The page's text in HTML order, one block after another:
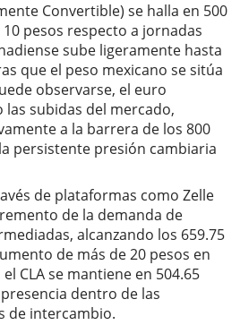
Convertible) se halla en 500
10 pesos respecto a jornadas
sube ligeramente hasta
que el peso mexicano se sitúa
observarse, el euro
subidas del mercado,
a la barrera de los 800
persistente presión cambiaria
de plataformas como Zelle
de la demanda de
alcanzando los 659.75
de más de 20 pesos en
CLA se mantiene en 504.65
dentro de las
de intercambio.